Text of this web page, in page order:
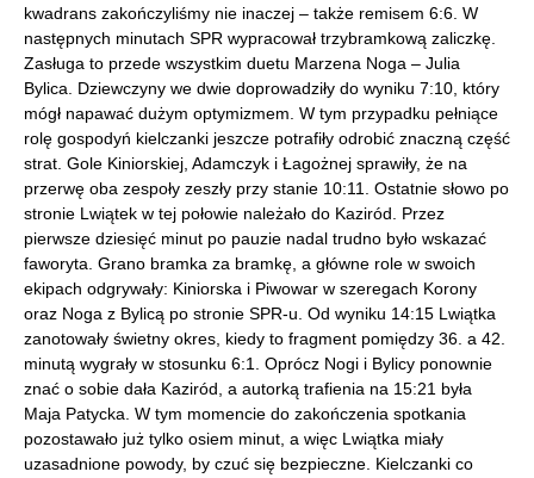
kwadrans zakończyliśmy nie inaczej – także remisem 6:6. W
następnych minutach SPR wypracował trzybramkową zaliczkę.
Zasługa to przede wszystkim duetu Marzena Noga – Julia
Bylica. Dziewczyny we dwie doprowadziły do wyniku 7:10, który
mógł napawać dużym optymizmem. W tym przypadku pełniące
rolę gospodyń kielczanki jeszcze potrafiły odrobić znaczną część
strat. Gole Kiniorskiej, Adamczyk i Łagożnej sprawiły, że na
przerwę oba zespoły zeszły przy stanie 10:11. Ostatnie słowo po
stronie Lwiątek w tej połowie należało do Kaziród. Przez
pierwsze dziesięć minut po pauzie nadal trudno było wskazać
faworyta. Grano bramka za bramkę, a główne role w swoich
ekipach odgrywały: Kiniorska i Piwowar w szeregach Korony
oraz Noga z Bylicą po stronie SPR-u. Od wyniku 14:15 Lwiątka
zanotowały świetny okres, kiedy to fragment pomiędzy 36. a 42.
minutą wygrały w stosunku 6:1. Oprócz Nogi i Bylicy ponownie
znać o sobie dała Kaziród, a autorką trafienia na 15:21 była
Maja Patycka. W tym momencie do zakończenia spotkania
pozostawało już tylko osiem minut, a więc Lwiątka miały
uzasadnione powody, by czuć się bezpieczne. Kielczanki co